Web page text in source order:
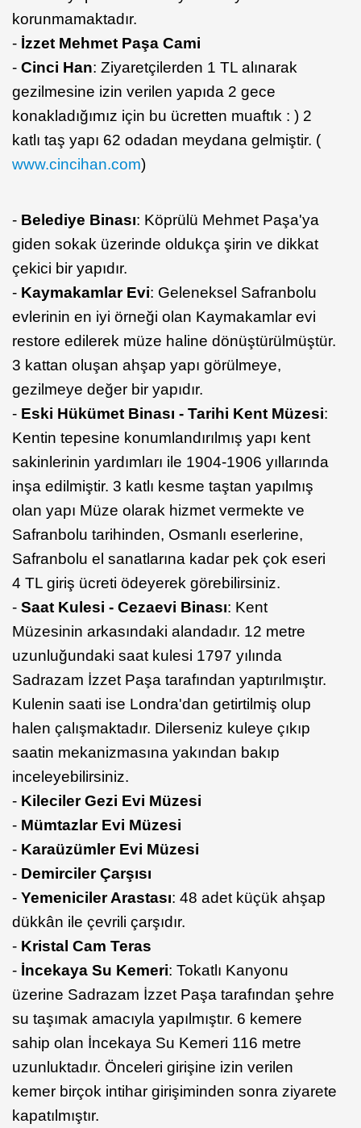
korunmamaktadır.
- İzzet Mehmet Paşa Cami
- Cinci Han: Ziyaretçilerden 1 TL alınarak
gezilmesine izin verilen yapıda 2 gece
konakladığımız için bu ücretten muaftık : ) 2
katlı taş yapı 62 odadan meydana gelmiştir. (
www.cincihan.com)
- Belediye Binası: Köprülü Mehmet Paşa'ya
giden sokak üzerinde oldukça şirin ve dikkat
çekici bir yapıdır.
- Kaymakamlar Evi: Geleneksel Safranbolu
evlerinin en iyi örneği olan Kaymakamlar evi
restore edilerek müze haline dönüştürülmüştür.
3 kattan oluşan ahşap yapı görülmeye,
gezilmeye değer bir yapıdır.
- Eski Hükümet Binası - Tarihi Kent Müzesi:
Kentin tepesine konumlandırılmış yapı kent
sakinlerinin yardımları ile 1904-1906 yıllarında
inşa edilmiştir. 3 katlı kesme taştan yapılmış
olan yapı Müze olarak hizmet vermekte ve
Safranbolu tarihinden, Osmanlı eserlerine,
Safranbolu el sanatlarına kadar pek çok eseri
4 TL giriş ücreti ödeyerek görebilirsiniz.
- Saat Kulesi - Cezaevi Binası: Kent
Müzesinin arkasındaki alandadır. 12 metre
uzunluğundaki saat kulesi 1797 yılında
Sadrazam İzzet Paşa tarafından yaptırılmıştır.
Kulenin saati ise Londra'dan getirtilmiş olup
halen çalışmaktadır. Dilerseniz kuleye çıkıp
saatin mekanizmasına yakından bakıp
inceleyebilirsiniz.
- Kileciler Gezi Evi Müzesi
- Mümtazlar Evi Müzesi
- Karaüzümler Evi Müzesi
- Demirciler Çarşısı
- Yemeniciler Arastası: 48 adet küçük ahşap
dükkân ile çevrili çarşıdır.
- Kristal Cam Teras
- İncekaya Su Kemeri: Tokatlı Kanyonu
üzerine Sadrazam İzzet Paşa tarafından şehre
su taşımak amacıyla yapılmıştır. 6 kemere
sahip olan İncekaya Su Kemeri 116 metre
uzunluktadır. Önceleri girişine izin verilen
kemer birçok intihar girişiminden sonra ziyarete
kapatılmıştır.